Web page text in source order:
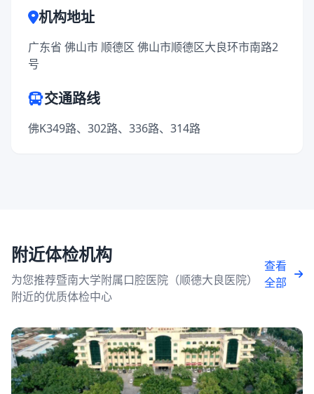
机构地址
广东省 佛山市 顺德区 佛山市顺德区大良环市南路2
号
交通路线
佛K349路、302路、336路、314路
附近体检机构
为您推荐暨南大学附属口腔医院（顺德大良医院）
附近的优质体检中心
查看
全部